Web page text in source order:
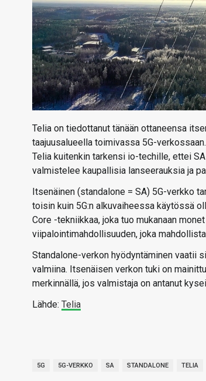
Telia on tiedottanut tänään ottaneensa
taajuusalueella toimivassa 5G-
Telia kuitenkin tarkensi io-techille, ettei
valmistelee kaupallisia lanseerauksia ja
Itsenäinen (standalone = SA) 5G-verkko
toisin kuin 5G:n alkuvaiheessa käytössä
Core -tekniikkaa, joka tuo mukanaan
viipalointimahdollisuuden, joka
Standalone-verkon hyödyntäminen vaatii
valmiina. Itsenäisen verkon tuki on mainittu
merkinnällä, jos valmistaja on antanut
Lähde: Telia
5G 5G-VERKKO SA STANDALONE TELIA